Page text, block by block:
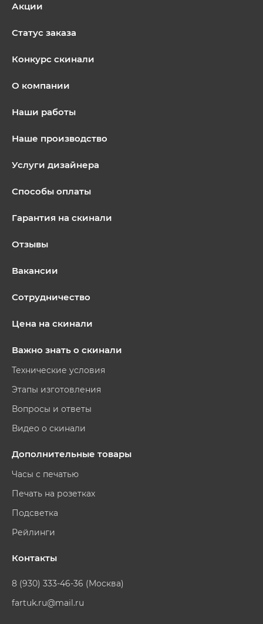
Акции
Статус заказа
Конкурс скинали
О компании
Наши работы
Наше производство
Услуги дизайнера
Способы оплаты
Гарантия на скинали
Отзывы
Вакансии
Сотрудничество
Цена на скинали
Важно знать о скинали
Технические условия
Этапы изготовления
Вопросы и ответы
Видео о скинали
Дополнительные товары
Часы с печатью
Печать на розетках
Подсветка
Рейлинги
Контакты
8 (930) 333-46-36 (Москва)
fartuk.ru@mail.ru